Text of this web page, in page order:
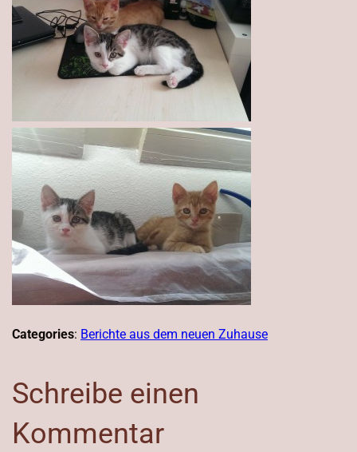
Categories: Berichte aus dem neuen Zuhause
Schreibe einen
Kommentar